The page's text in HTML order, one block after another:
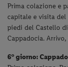
Prima colazione e
capitale e visita
piedi del Castello
Cappadocia.
6° giorno: